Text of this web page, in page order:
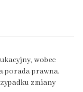
wobec
porada prawna.
zmiany